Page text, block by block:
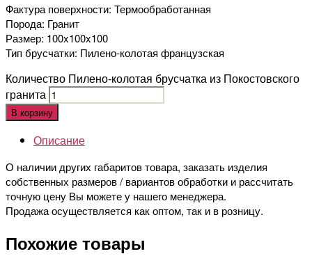
Фактура поверхности: Термообработанная
Порода: Гранит
Размер: 100x100x100
Тип брусчатки: Пилено-колотая французская
Количество Пилено-колотая брусчатка из Покостовского
гранита
В корзину
Описание
О наличии других габаритов товара, заказать изделия
собственных размеров / вариантов обработки и рассчитать
точную цену Вы можете у нашего менеджера.
Продажа осуществляется как оптом, так и в розницу.
Похожие товары